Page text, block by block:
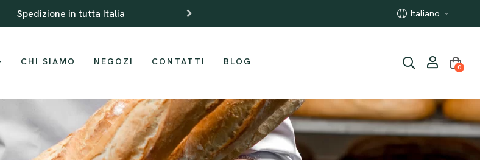
Spedizione in tutta Italia Prodotti pugliesi artigianali Italiano
CHI SIAMO NEGOZI CONTATTI BLOG 0